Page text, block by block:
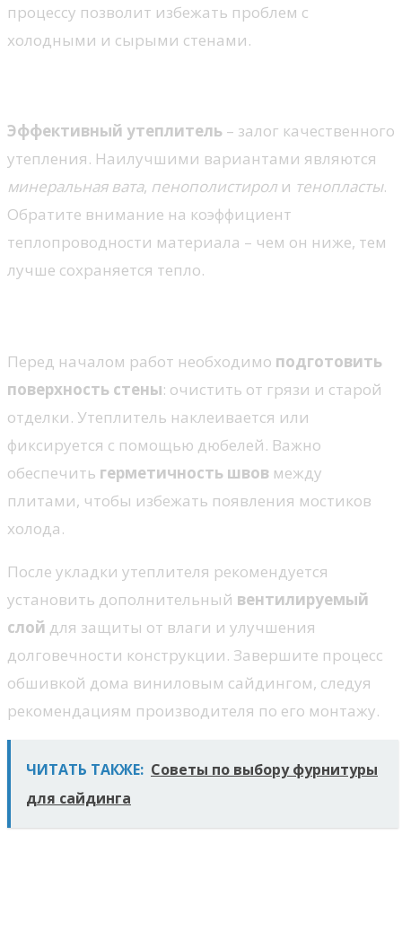
процессу позволит избежать проблем с
холодными и сырыми стенами.
Эффективный утеплитель – залог качественного
утепления. Наилучшими вариантами являются
минеральная вата, пенополистирол и тенопласты.
Обратите внимание на коэффициент
теплопроводности материала – чем он ниже, тем
лучше сохраняется тепло.
Перед началом работ необходимо подготовить
поверхность стены: очистить от грязи и старой
отделки. Утеплитель наклеивается или
фиксируется с помощью дюбелей. Важно
обеспечить герметичность швов между
плитами, чтобы избежать появления мостиков
холода.
После укладки утеплителя рекомендуется
установить дополнительный вентилируемый
слой для защиты от влаги и улучшения
долговечности конструкции. Завершите процесс
обшивкой дома виниловым сайдингом, следуя
рекомендациям производителя по его монтажу.
ЧИТАТЬ ТАКЖЕ: Советы по выбору фурнитуры
для сайдинга